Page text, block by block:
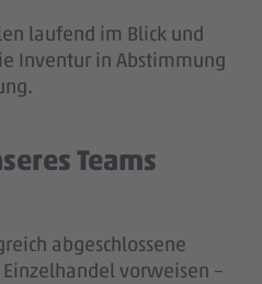
laufend im Blick und
Inventur in Abstimmung
Teams
abgeschlossene
vorweisen –